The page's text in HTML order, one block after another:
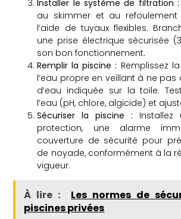
Installer le système de filtration :
au skimmer et au
l’aide de tuyaux flexibles.
une prise électrique sécurisée
son bon fonctionnement.
Remplir la piscine : Remplissez
l’eau propre en veillant à ne
d’eau indiquée sur la toile.
l’eau (pH, chlore, algicide) et
Sécuriser la piscine : Installez
protection, une alarme
couverture de sécurité pour
de noyade, conformément à la
vigueur.
À lire :
Les normes de
piscines privées